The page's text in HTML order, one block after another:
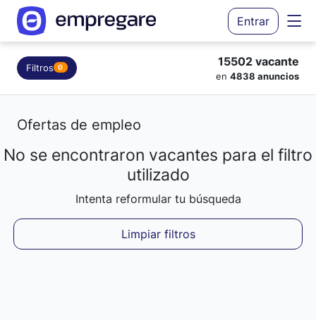
Entrar
Filtros 0 15502 vacante
en 4838 anuncios
Ofertas de empleo
Cargando resultados...
No se encontraron vacantes para el filtro
utilizado
Intenta reformular tu búsqueda
Limpiar filtros